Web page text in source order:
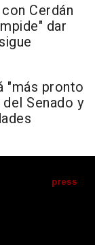
Cerdán
dar
"más pronto
Senado y